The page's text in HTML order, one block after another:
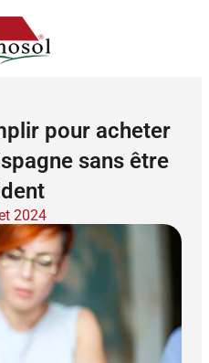
pour acheter
sans être
2024